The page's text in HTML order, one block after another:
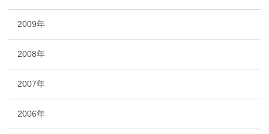
2009年
2008年
2007年
2006年